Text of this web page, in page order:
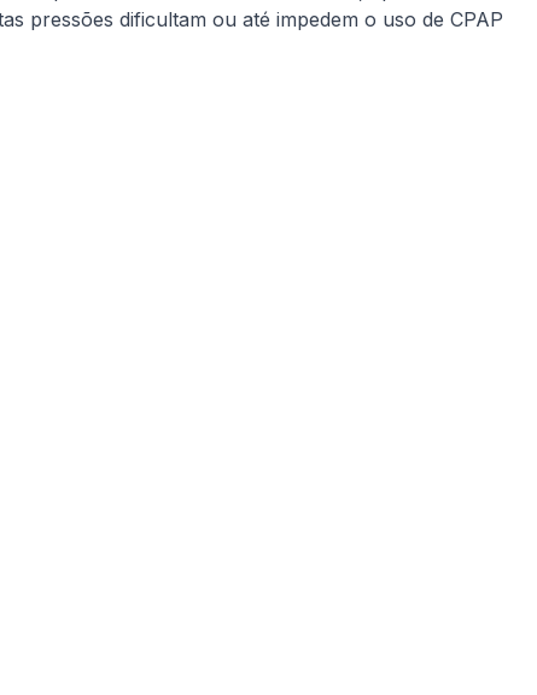
pressões dificultam ou até impedem o uso de CPAP